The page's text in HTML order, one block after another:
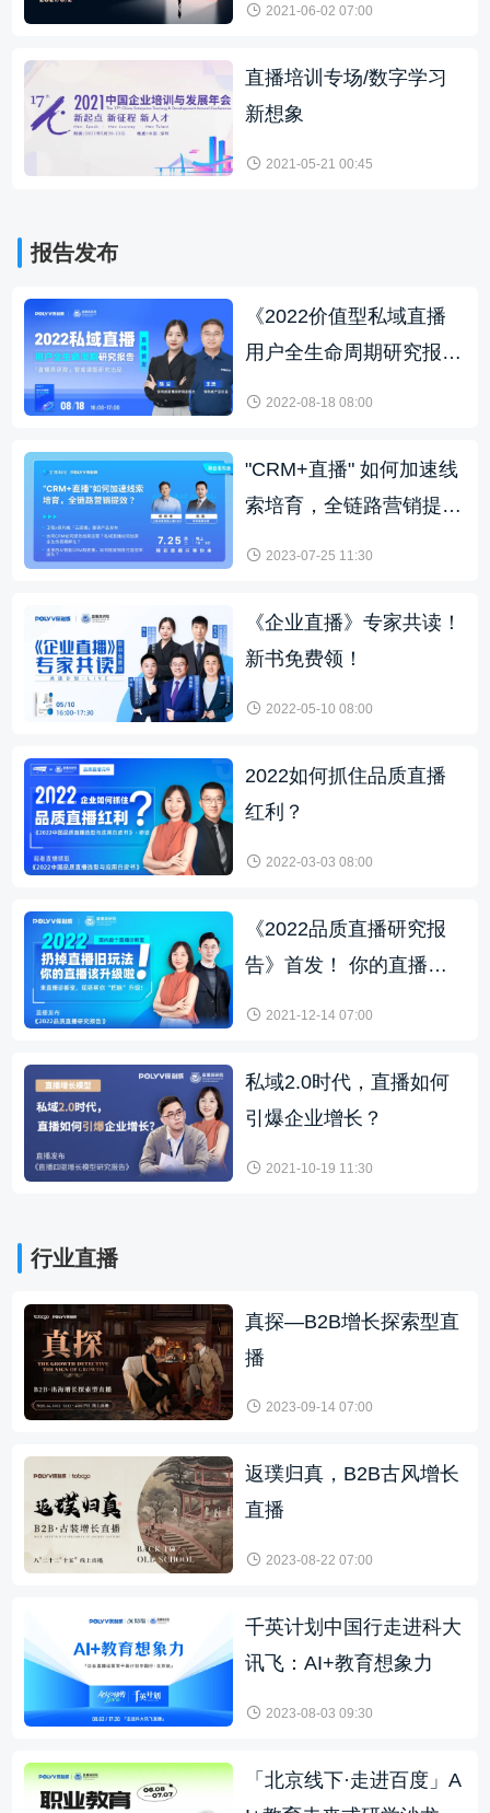
2021-06-02 07:00
直播培训专场/数字学习
新想象
2021-05-21 00:45
报告发布
《2022价值型私域直播
用户全生命周期研究报
2022-08-18 08:00
"CRM+直播" 如何加速线
索培育，全链路营销提
2023-07-25 11:30
《企业直播》专家共读！
新书免费领！
2022-05-10 08:00
2022如何抓住品质直播
红利？
2022-03-03 08:00
《2022品质直播研究报
告》首发！ 你的直播该
2021-12-14 07:00
私域2.0时代，直播如何
引爆企业增长？
2021-10-19 11:30
行业直播
真探—B2B增长探索型直
播
2023-09-14 07:00
返璞归真，B2B古风增长
直播
2023-08-22 07:00
千英计划中国行走进科大
讯飞：AI+教育想象力
2023-08-03 09:30
「北京线下·走进百度」A